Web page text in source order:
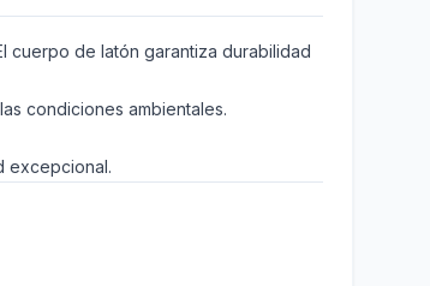
cuerpo de latón garantiza durabilidad
condiciones ambientales.
excepcional.